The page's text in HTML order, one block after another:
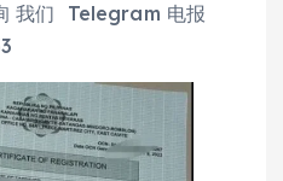
我们 Telegram 电报